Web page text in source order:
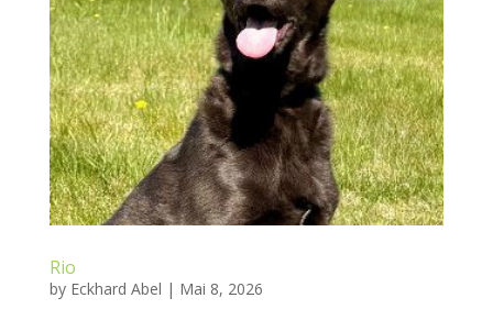
Rio
by Eckhard Abel | Mai 8, 2026